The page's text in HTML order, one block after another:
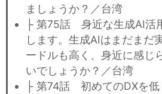
ましょうか？／台湾
├ 第75話 身近な生成AI活
します。生成AIはまだまだ
ードルも高く、身近に感じ
いでしょうか？／台湾
├ 第74話 初めてのDXを低